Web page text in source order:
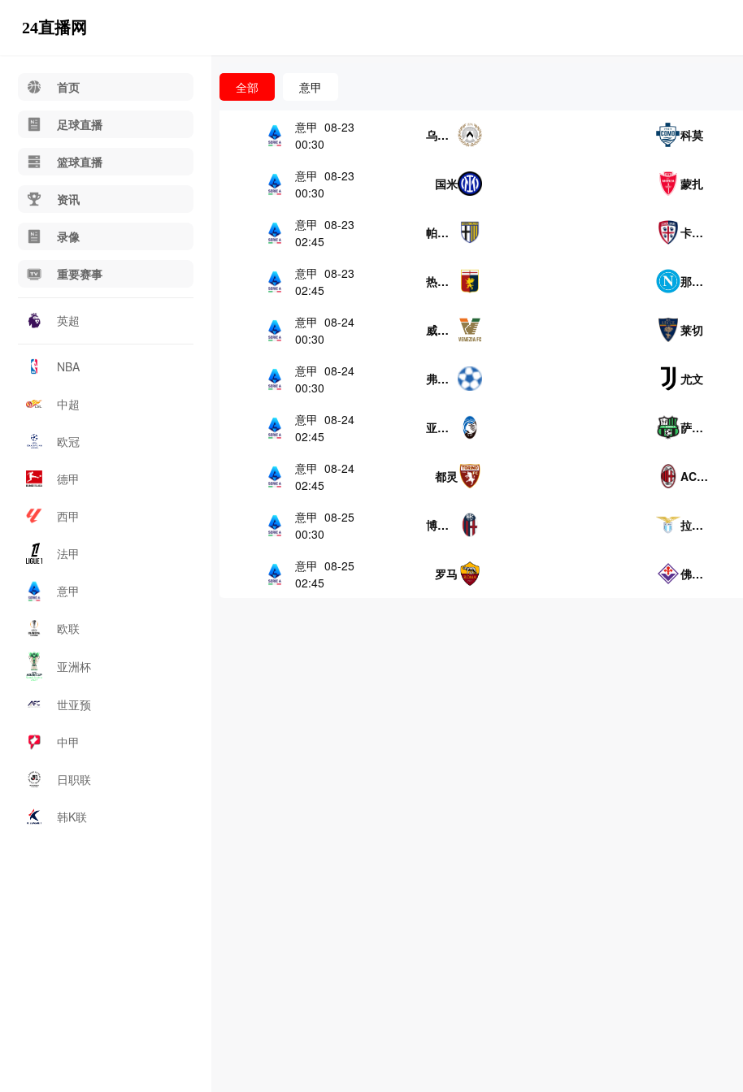
24直播网
首页
足球直播
篮球直播
资讯
录像
重要赛事
英超
NBA
中超
欧冠
德甲
西甲
法甲
意甲
欧联
亚洲杯
世亚预
中甲
日职联
韩K联
全部 意甲
意甲 08-23
00:30
乌迪内斯 科莫
意甲 08-23
00:30
国米 蒙扎
意甲 08-23
02:45
帕尔马 卡利亚里
意甲 08-23
02:45
热那亚 那不勒斯
意甲 08-24
00:30
威尼斯 莱切
意甲 08-24
00:30
弗洛西诺尼 尤文
意甲 08-24
02:45
亚特兰大 萨索洛
意甲 08-24
02:45
都灵 AC米兰
意甲 08-25
00:30
博洛尼亚 拉齐奥
意甲 08-25
02:45
罗马 佛罗伦萨